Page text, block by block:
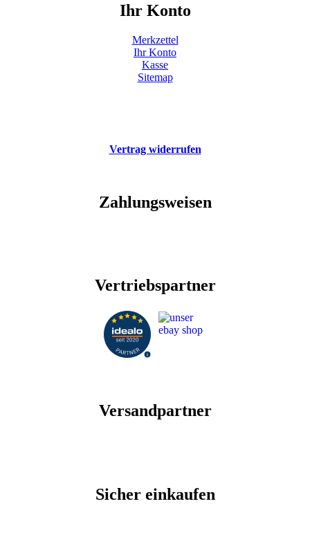
Ihr Konto
Merkzettel
Ihr Konto
Kasse
Sitemap
Vertrag widerrufen
Zahlungsweisen
Vertriebspartner
Versandpartner
Sicher einkaufen